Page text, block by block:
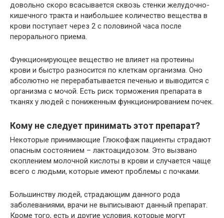
довольно скоро всасывается сквозь стенки желудочно-
кишечного тракта и наибольшее количество вещества в
крови поступает через 2 с половиной часа после
перорального приема.
Функционирующее вещество не влияет на протеины
крови и быстро разносится по клеткам организма. Оно
абсолютно не перерабатывается печенью и выводится с
организма с мочой. Есть риск торможения препарата в
тканях у людей с пониженным функционированием почек.
Кому не следует принимать этот препарат?
Некоторые принимающие Глюкофаж пациенты страдают
опасным состоянием – лактоацидозом. Это вызвано
скоплением молочной кислоты в крови и случается чаще
всего с людьми, которые имеют проблемы с почками.
Большинству людей, страдающим данного рода
заболеваниями, врачи не выписывают данный препарат.
Кроме того, есть и другие условия, которые могут